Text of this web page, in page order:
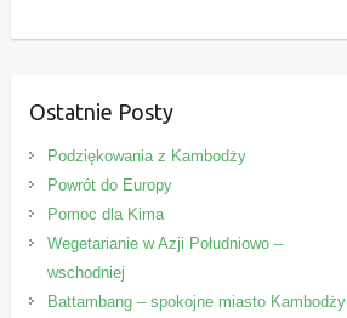
Ostatnie Posty
Podziękowania z Kambodży
Powrót do Europy
Pomoc dla Kima
Wegetarianie w Azji Południowo –
wschodniej
Battambang – spokojne miasto Kambodży